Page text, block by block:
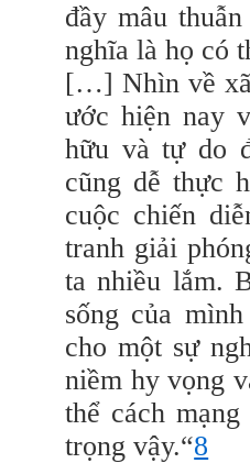
đầy mâu
nghĩa là họ có
[…] Nhìn về xã
ước hiện nay
hữu và tự do
cũng dễ thực
cuộc chiến
tranh giải
ta nhiều lắm.
sống của
cho một sự
niềm hy vọng
thể cách
trọng vậy.“8